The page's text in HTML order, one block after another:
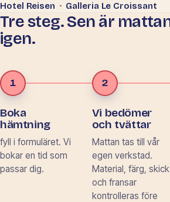
Hotel Reisen · Galleria Le Croissant
Tre steg. Sen är
igen.
1
Boka
hämtning
fyll i formuläret. Vi
bokar en tid som
passar dig.
2
Vi bedömer
och tvättar
Mattan tas till vår
egen verkstad.
Material, färg, skick
och fransar
kontrolleras före